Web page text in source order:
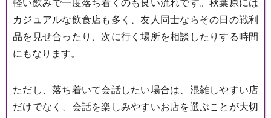
軽い飲みで一度落ち着くのも良い流れです。秋葉原には
カジュアルな飲食店も多く、友人同士ならその日の戦利
品を見せ合ったり、次に行く場所を相談したりする時間
にもなります。
ただし、落ち着いて会話したい場合は、混雑しやすい店
だけでなく、会話を楽しみやすいお店を選ぶことが大切